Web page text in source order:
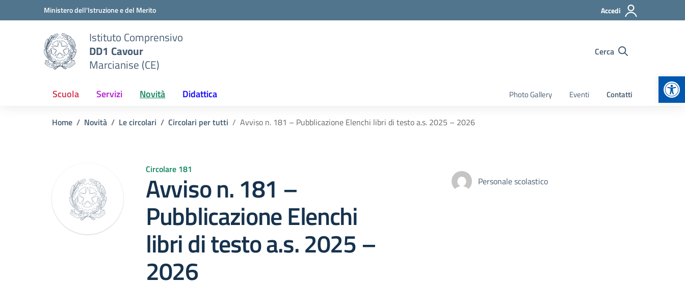
Vai ai contenuti
Vai al menu di navigazioneMinistero dell'Istruzione e del Merito Accedi
Istituto Comprensivo
DD1 Cavour
Marcianise (CE)
Cerca
Scuola Servizi Novità Didattica Photo Gallery Eventi Contatti
Home Novità Le circolari Circolari per tutti Avviso n. 181 – Pubblicazione Elenchi libri di testo a.s. 2025 – 2026
Circolare 181
Avviso n. 181 –
Pubblicazione Elenchi
libri di testo a.s. 2025 –
2026
Personale scolastico